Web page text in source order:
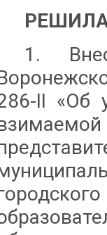
1.
II «Об